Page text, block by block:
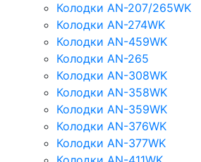
Колодки AN-207/265WK
Колодки AN-274WK
Колодки AN-459WK
Колодки AN-265
Колодки AN-308WK
Колодки AN-358WK
Колодки AN-359WK
Колодки AN-376WK
Колодки AN-377WK